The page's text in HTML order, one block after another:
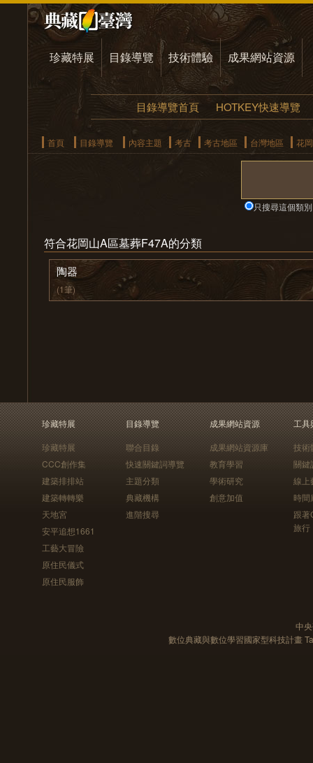
珍藏特展 目錄導覽 技術體驗 成果網站資源
目錄導覽首頁 HOTKEY快速導覽
首頁 目錄導覽 內容主題 考古 考古地區 台灣地區 花
只搜尋這個類別
符合花岡山A區墓葬F47A的分類
陶器
(1筆)
珍藏特展
珍藏特展
CCC創作集
建築排排站
建築轉轉樂
天地宮
安平追想1661
工藝大冒險
原住民儀式
原住民服飾
目錄導覽
聯合目錄
快速關鍵詞導覽
主題分類
典藏機構
進階搜尋
成果網站資源
成果網站資源庫
教育學習
學術研究
創意加值
工具
技術
關鍵
線上
時間
跟
旅行
中
數位典藏與數位學習國家型科技計畫